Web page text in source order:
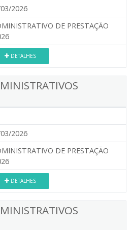
2026
DE PRESTAÇÃO
DETALHES
2026
DE PRESTAÇÃO
DETALHES